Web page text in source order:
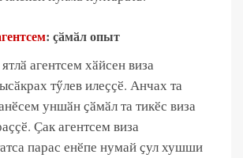
: ҫӑмӑл опыт
агентсем хӑйсен виза
тӳлев илеҫҫӗ. Анчах та
уншӑн ҫӑмӑл та тикӗс виза
Ҫак агентсем виза
парас енӗпе нумай ҫул хушши